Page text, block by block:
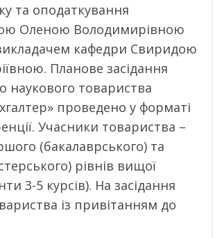
та оподаткування
Оленою Володимирівною
кафедри Свиридою
Планове засідання
наукового товариства
проведено у форматі
Учасники товариства –
(бакалаврського) та
рівнів вищої
3-5 курсів). На засідання
із привітанням до